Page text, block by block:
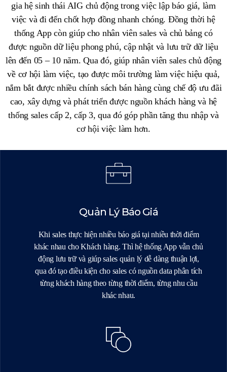
gia hệ sinh thái AIG chủ động trong việc lập báo giá, làm
việc và đi đến chốt hợp đồng nhanh chóng. Đồng thời hệ
thống App còn giúp cho nhân viên sales và chủ bảng có
được nguồn dữ liệu phong phú, cập nhật và lưu trữ dữ liệu
lên đến 05 – 10 năm. Qua đó, giúp nhân viên sales chủ động
về cơ hội làm việc, tạo được môi trường làm việc hiệu quả,
nắm bắt được nhiều chính sách bán hàng cùng chế độ ưu đãi
cao, xây dựng và phát triển được nguồn khách hàng và hệ
thống sales cấp 2, cấp 3, qua đó góp phần tăng thu nhập và
cơ hội việc làm hơn.
Quản Lý Báo Giá
Khi sales thực hiện nhiều báo giá tại nhiều thời điểm
khác nhau cho Khách hàng. Thì hệ thống App vẫn chủ
động lưu trữ và giúp sales quản lý dễ dàng thuận lợi,
qua đó tạo điều kiện cho sales có nguồn data phân tích
từng khách hàng theo từng thời điểm, từng nhu cầu
khác nhau.